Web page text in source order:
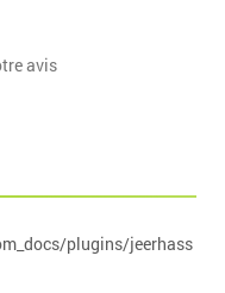
avis
plugins/jeerhass